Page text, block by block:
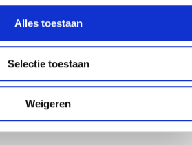
Alles toestaan
Selectie toestaan
Weigeren
voor onder hypnose maar
dag.Zorg ervoor dat jij een
te beschermen. Dat voelt een